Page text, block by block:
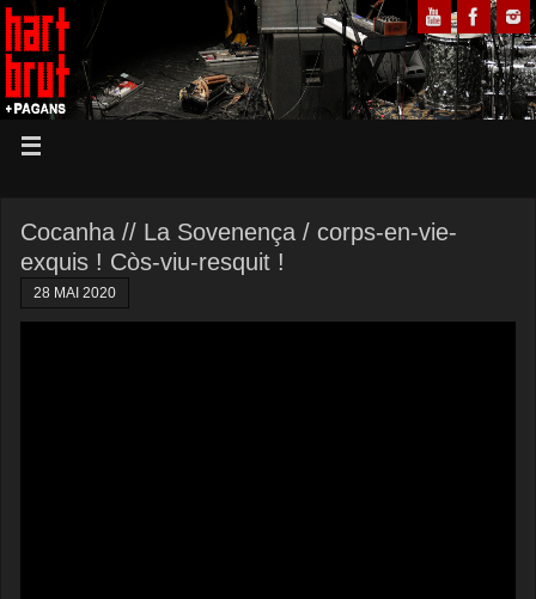
Cocanha // La Sovenença / corps-en-vie-
exquis ! Còs-viu-resquit !
28 MAI 2020